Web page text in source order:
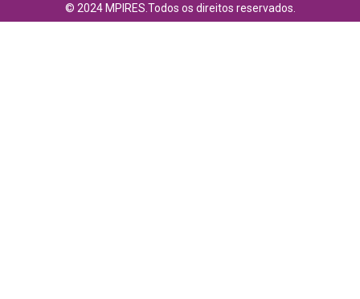
© 2024 MPIRES.Todos os direitos reservados.